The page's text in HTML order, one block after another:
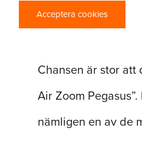
Chansen är stor att
Air Zoom
nämligen en av de
Acceptera cookies